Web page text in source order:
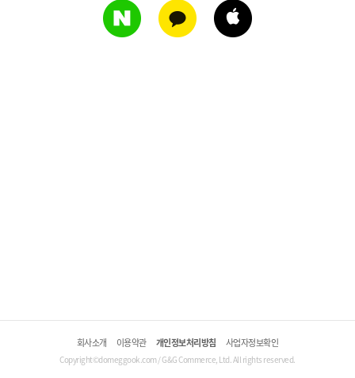
회사소개 이용약관 개인정보처리방침 사업자정보확인
Copyright©domeggook.com / G&G Commerce, Ltd. All rights reserved.